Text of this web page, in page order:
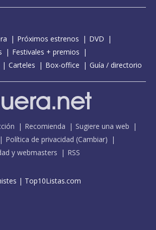
Próximos estrenos
DVD
Festivales + premios
Carteles Box-office Guía / directorio
Recomienda
Sugiere una web
Política de privacidad (Cambiar)
y webmasters RSS
| Top10Listas.com